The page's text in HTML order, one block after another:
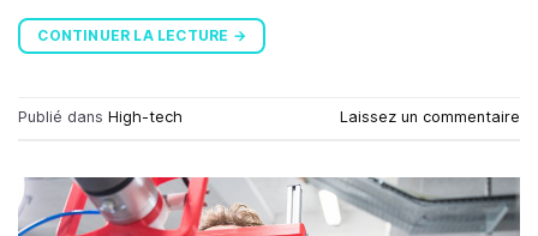
CONTINUER LA LECTURE →
Publié dans High-tech Laissez un commentaire